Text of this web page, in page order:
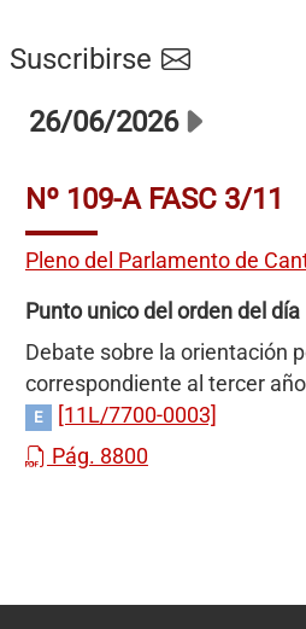
Suscribirse
26/06/2026
Nº 109-A FASC 3/11
Pleno del Parlamento de
Punto unico del orden del día
Debate sobre la orientación
correspondiente al tercer
E
[11L/7700-0003]
Pág. 8800